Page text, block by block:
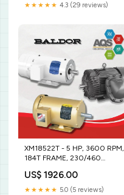
★★★★★ 4.3 (29 reviews)
XM18522T - 5 HP, 3600 RPM,
184T FRAME, 230/460
US$ 1926.00
★★★★★ 5.0 (5 reviews)